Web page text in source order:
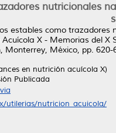
nutricionales
estables como trazadores
X - Memorias del
Monterrey, México, pp.
en nutrición acuícola X)
Publicada
utilerias/nutricion_acuicola/